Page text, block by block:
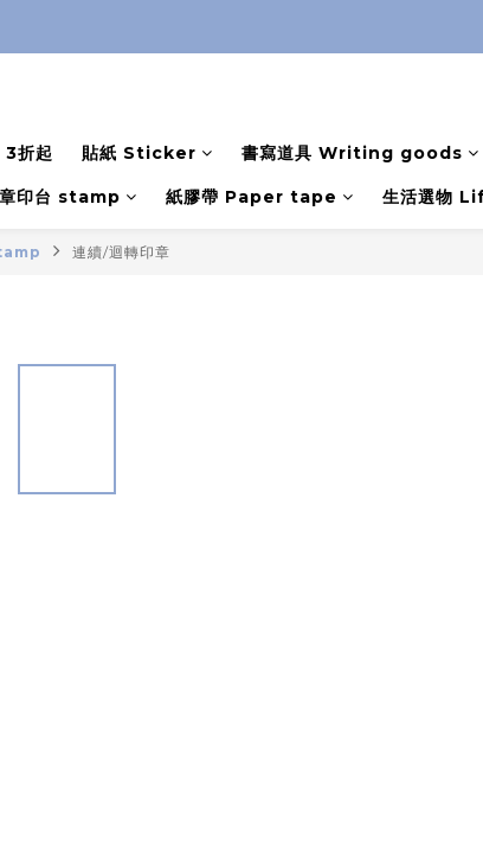
折起 貼紙 Sticker 書寫道具 Writing goods
印台 stamp 紙膠帶 Paper tape 生活選物
連續/迴轉印章